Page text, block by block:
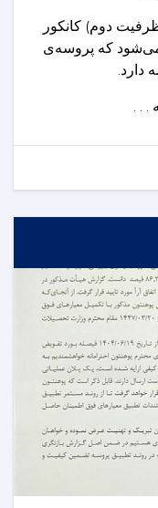
دوم) کانکور
می‌شود که پروسه‌ی
دارد.
. . .